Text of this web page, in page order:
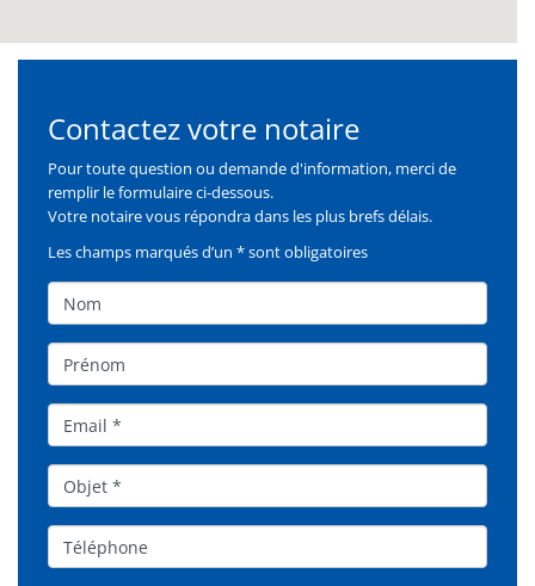
Formulaire
Contactez votre notaire
Pour toute question ou demande d'information, merci de
remplir le formulaire ci-dessous.
Votre notaire vous répondra dans les plus brefs délais.
Les champs marqués d’un * sont obligatoires
Nom
Prénom
Email
Objet*
Téléphone